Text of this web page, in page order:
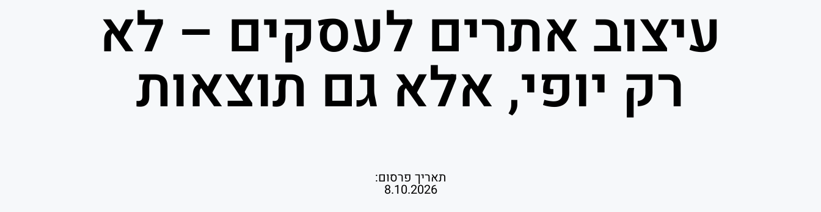
עיצוב אתרים לעסקים – לא
רק יופי, אלא גם תוצאות
תאריך פרסום:
8.10.2026